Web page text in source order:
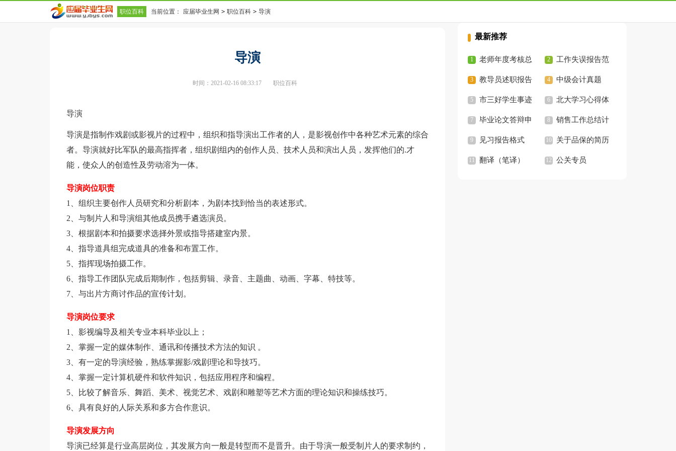
职位百科 当前位置： 应届毕业生网 > 职位百科 > 导演
导演
时间：2021-02-16 08:33:17 职位百科
导演
导演是指制作戏剧或影视片的过程中，组织和指导演出工作者的人，是影视创作中各种艺术元素的综合
者。导演就好比军队的最高指挥者，组织剧组内的创作人员、技术人员和演出人员，发挥他们的.才
能，使众人的创造性及劳动溶为一体。
导演岗位职责
1、组织主要创作人员研究和分析剧本，为剧本找到恰当的表述形式。
2、与制片人和导演组其他成员携手遴选演员。
3、根据剧本和拍摄要求选择外景或指导搭建室内景。
4、指导道具组完成道具的准备和布置工作。
5、指挥现场拍摄工作。
6、指导工作团队完成后期制作，包括剪辑、录音、主题曲、动画、字幕、特技等。
7、与出片方商讨作品的宣传计划。
导演岗位要求
1、影视编导及相关专业本科毕业以上；
2、掌握一定的媒体制作、通讯和传播技术方法的知识 。
3、有一定的导演经验，熟练掌握影/戏剧理论和导技巧。
4、掌握一定计算机硬件和软件知识，包括应用程序和编程。
5、比较了解音乐、舞蹈、美术、视觉艺术、戏剧和雕塑等艺术方面的理论知识和操练技巧。
6、具有良好的人际关系和多方合作意识。
导演发展方向
导演已经算是行业高层岗位，其发展方向一般是转型而不是晋升。由于导演一般受制片人的要求制约，
最新推荐
老师年度考核总
结
工作失误报告范
文
教导员述职报告 中级会计真题
市三好学生事迹
材料
北大学习心得体
会
毕业论文答辩申
请表
销售工作总结计
划
见习报告格式 关于品保的简历
翻译（笔译） 公关专员